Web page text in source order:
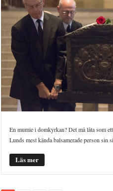
En mumie i domkyrkan? Det må låta som
Lunds mest kända balsamerade person sin
Läs mer